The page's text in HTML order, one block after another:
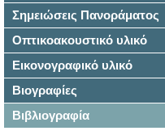
Σημειώσεις Πανοράματος
Οπτικοακουστικό υλικό
Εικονογραφικό υλικό
Βιογραφίες
Βιβλιογραφία